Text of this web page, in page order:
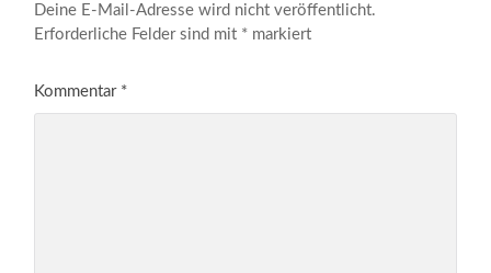
Deine E-Mail-Adresse wird nicht veröffentlicht.
Erforderliche Felder sind mit * markiert
Kommentar *